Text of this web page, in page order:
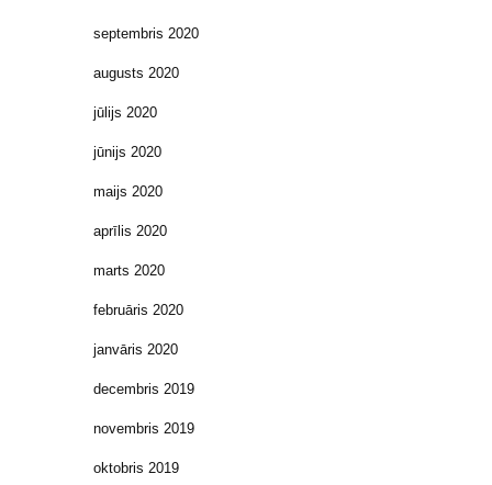
septembris 2020
augusts 2020
jūlijs 2020
jūnijs 2020
maijs 2020
aprīlis 2020
marts 2020
februāris 2020
janvāris 2020
decembris 2019
novembris 2019
oktobris 2019